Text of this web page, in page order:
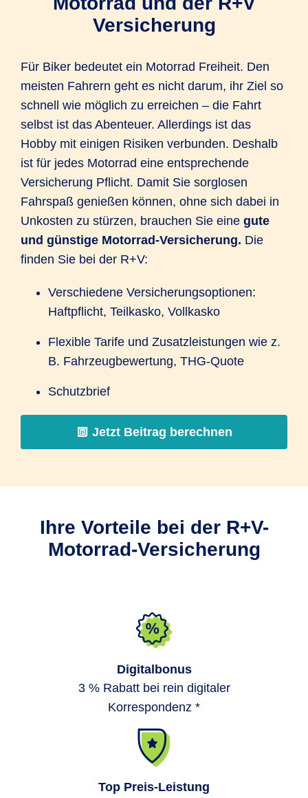
Versicherung
Für Biker bedeutet ein Motorrad Freiheit. Den
meisten Fahrern geht es nicht darum, ihr Ziel so
schnell wie möglich zu erreichen – die Fahrt
selbst ist das Abenteuer. Allerdings ist das
Hobby mit einigen Risiken verbunden. Deshalb
ist für jedes Motorrad eine entsprechende
Versicherung Pflicht. Damit Sie sorglosen
Fahrspaß genießen können, ohne sich dabei in
Unkosten zu stürzen, brauchen Sie eine gute
und günstige Motorrad-Versicherung. Die
finden Sie bei der R+V:
Verschiedene Versicherungsoptionen:
Haftpflicht, Teilkasko, Vollkasko
Flexible Tarife und Zusatzleistungen wie z.
B. Fahrzeugbewertung, THG-Quote
Schutzbrief
Jetzt Beitrag berechnen
Ihre Vorteile bei der R+V-
Motorrad-Versicherung
Digitalbonus
3 % Rabatt bei rein digitaler
Korrespondenz *
Top Preis-Leistung